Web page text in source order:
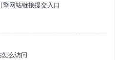
擎网站链接提交入口
么访问